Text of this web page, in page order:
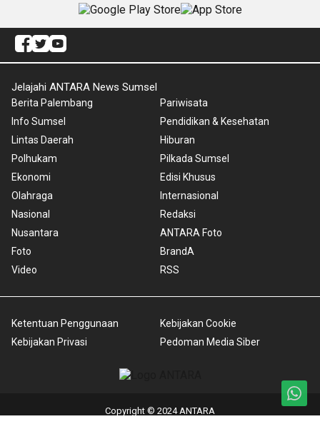
Jelajahi ANTARA News Sumsel
Berita Palembang
Info Sumsel
Lintas Daerah
Polhukam
Ekonomi
Olahraga
Nasional
Nusantara
Foto
Video
Pariwisata
Pendidikan & Kesehatan
Hiburan
Pilkada Sumsel
Edisi Khusus
Internasional
Redaksi
ANTARA Foto
BrandA
RSS
Ketentuan Penggunaan
Kebijakan Privasi
Kebijakan Cookie
Pedoman Media Siber
Copyright © 2024 ANTARA